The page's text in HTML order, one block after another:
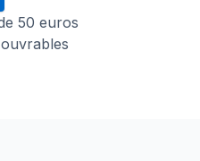
50 euros